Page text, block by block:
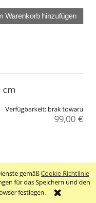
gemäßCookie-Richtlinie
für das Speichern und den
festlegen.
Warenkorb hinzufügen
cm
Verfügbarkeit: brak towaru
99,00 €